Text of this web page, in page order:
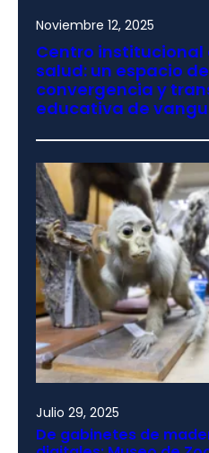
Noviembre 12, 2025
Centro institucional
salud: un espacio
convergencia y
educativa de
Julio 29, 2025
De gabinetes de